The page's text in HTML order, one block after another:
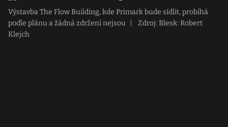
Výstavba The Flow Building, kde Primark bude sídlit, probíhá
podle plánu a žádná zdržení nejsou
Zdroj: Blesk: Robert
Klejch